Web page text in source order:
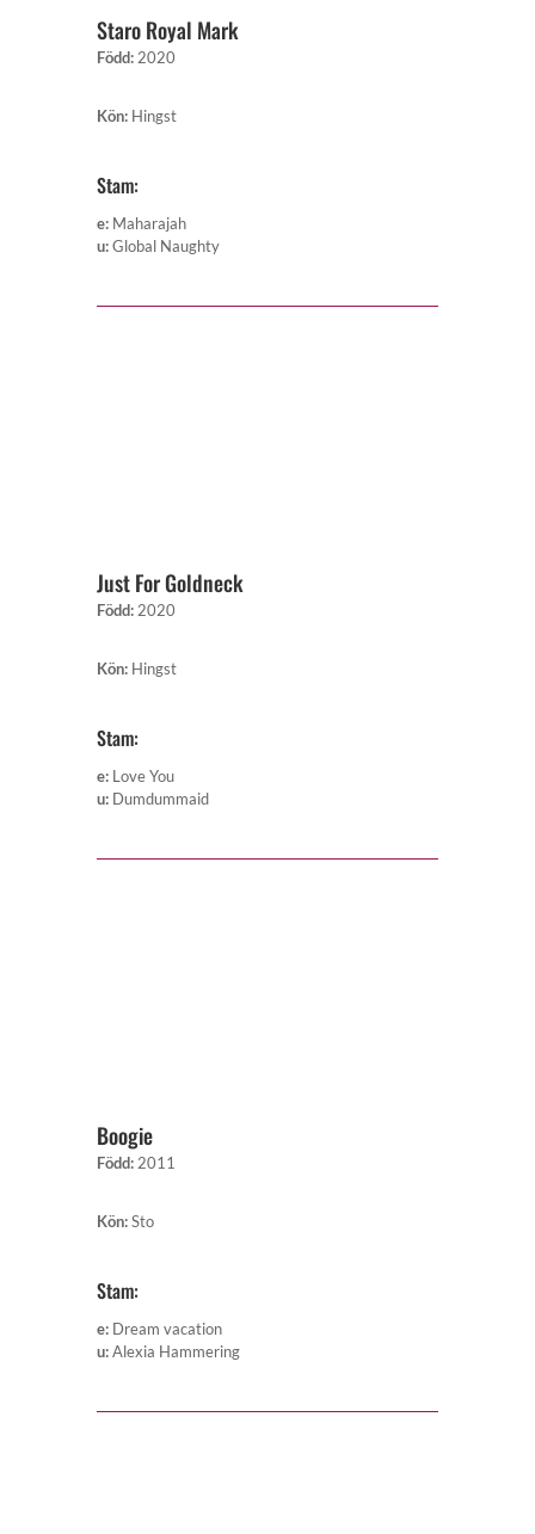
Staro Royal Mark
Född: 2020
Kön: Hingst
Stam:
e: Maharajah
u:Global Naughty
Just For Goldneck
Född: 2020
Kön: Hingst
Stam:
e: Love You
u: Dumdummaid
Boogie
Född: 2011
Kön:Sto
Stam:
e: Dream vacation
u:Alexia Hammering